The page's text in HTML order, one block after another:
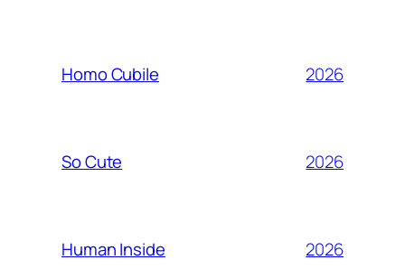
Homo Cubile 2026
So Cute 2026
Human Inside 2026